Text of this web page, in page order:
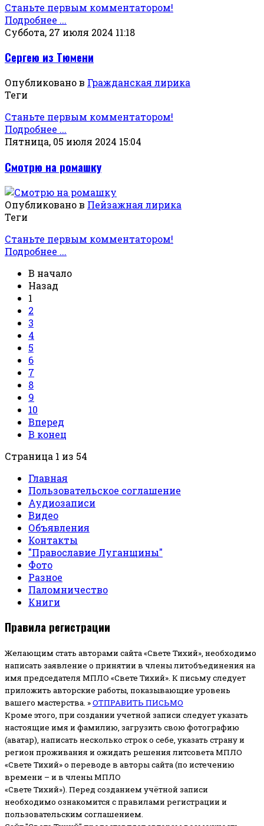
Станьте первым комментатором!
Подробнее ...
Суббота, 27 июля 2024 11:18
Сергею из Тюмени
Опубликовано в Гражданская лирика
Теги
Станьте первым комментатором!
Подробнее ...
Пятница, 05 июля 2024 15:04
Смотрю на ромашку
Опубликовано в Пейзажная лирика
Теги
Станьте первым комментатором!
Подробнее ...
В начало
Назад
1
2
3
4
5
6
7
8
9
10
Вперед
В конец
Страница 1 из 54
Главная
Пользовательское соглашение
Аудиозаписи
Видео
Объявления
Контакты
"Православие Луганщины"
Фото
Разное
Паломничество
Книги
Правила регистрации
Желающим стать авторами сайта «Свете Тихий», необходимо
написать заявление о принятии в члены литобъединения на
имя председателя МПЛО «Свете Тихий». К письму следует
приложить авторские работы, показывающие уровень
вашего мастерства. »ОТПРАВИТЬ ПИСЬМО
Кроме этого, при создании учетной записи следует указать
настоящие имя и фамилию, загрузить свою фотографию
(аватар), написать несколько строк о себе, указать страну и
регион проживания и ожидать решения литсовета МПЛО
«Свете Тихий» о переводе в авторы сайта (по истечению
времени – и в члены МПЛО
«Свете Тихий»). Перед созданием учётной записи
необходимо ознакомится с правилами регистрации и
пользовательским соглашением.